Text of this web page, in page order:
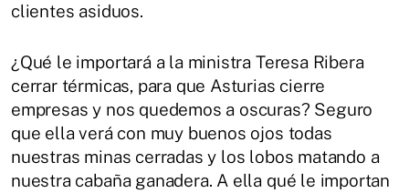
clientes asiduos.
¿Qué le importará a la ministra Teresa Ribera
cerrar térmicas, para que Asturias cierre
empresas y nos quedemos a oscuras? Seguro
que ella verá con muy buenos ojos todas
nuestras minas cerradas y los lobos matando a
nuestra cabaña ganadera. A ella qué le importan